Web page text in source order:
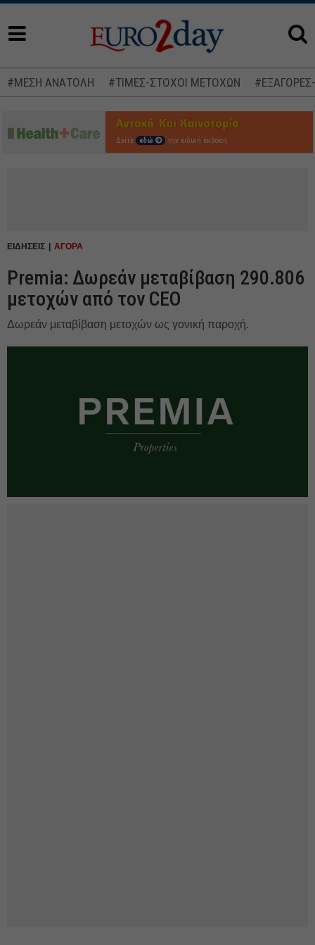
#ΜΕΣΗ ΑΝΑΤΟΛΗ #ΤΙΜΕΣ-ΣΤΟΧΟΙ ΜΕΤΟΧΩΝ
Δείτε εδώ την ειδική έκδοση
ΕΙΔΗΣΕΙΣ ΑΓΟΡΑ
Premia: Δωρεάν μεταβίβαση 290.806
μετοχών από τον CEO
Δωρεάν μεταβίβαση μετοχών ως γονική παροχή.